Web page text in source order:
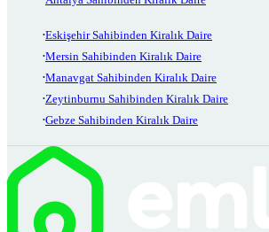
Eskişehir Sahibinden Kiralık Daire
Mersin Sahibinden Kiralık Daire
Manavgat Sahibinden Kiralık Daire
Zeytinburnu Sahibinden Kiralık Daire
Gebze Sahibinden Kiralık Daire